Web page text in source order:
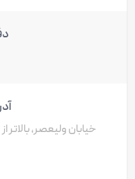
خیابان ولیعصر،